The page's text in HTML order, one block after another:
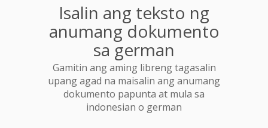
Isalin ang teksto ng
anumang dokumento
sa german
Gamitin ang aming libreng tagasalin
upang agad na maisalin ang anumang
dokumento papunta at mula sa
indonesian o german